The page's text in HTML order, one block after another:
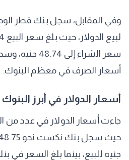
وفي المقابل، سجل بنك قطر
سعر الشراء
أسعار الصرف في معظم البنوك.
أسعار الدولار في أبرز
جاءت أسعار الدولار في عدد من